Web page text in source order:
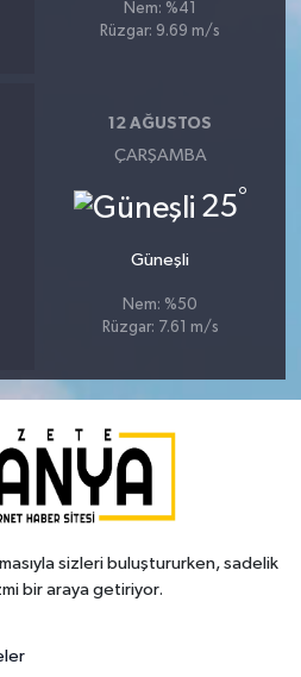
Nem: %41
Rüzgar: 9.69 m/s
12 AĞUSTOS
ÇARŞAMBA
25°
Güneşli
Nem: %50
Rüzgar: 7.61 m/s
sizleri buluştururken, sadelik
bir araya getiriyor.